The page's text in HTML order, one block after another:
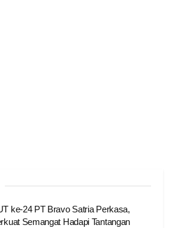
ke-24 PT Bravo Satria Perkasa,
Semangat Hadapi Tantangan